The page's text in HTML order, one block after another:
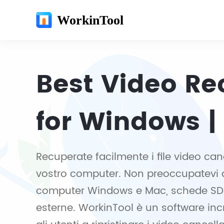
WorkinTool
Best Video
for Windows
Recuperate facilmente i file video
vostro computer. Non
computer Windows e Mac, schede
esterne. WorkinTool è un software